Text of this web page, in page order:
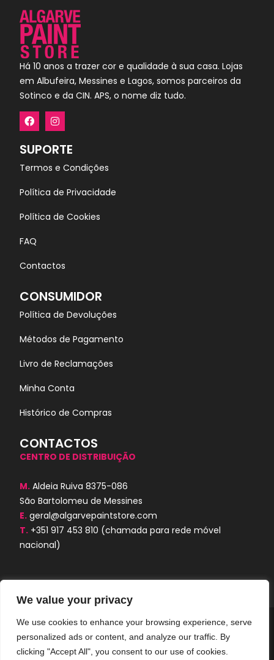
We value your privacy
We use cookies to enhance your browsing experience, serve
personalized ads or content, and analyze our traffic. By
clicking "Accept All", you consent to our use of cookies.
Há 10 anos a trazer cor e qualidade à sua casa. Lojas
em Albufeira, Messines e Lagos, somos parceiros da
Sotinco e da CIN. APS, o nome diz tudo.
SUPORTE
Termos e Condições
Política de Privacidade
Política de Cookies
FAQ
Contactos
CONSUMIDOR
Política de Devoluções
Métodos de Pagamento
Livro de Reclamações
Minha Conta
Histórico de Compras
CONTACTOS
CENTRO DE DISTRIBUIÇÃO
M. Aldeia Ruiva 8375-086
São Bartolomeu de Messines
E. geral@algarvepaintstore.com
T. +351 917 453 810 (chamada para rede móvel
nacional)
Algarve Paint Store © 2024. Todos os
direitos reservados. Desenvolvido por
AORUBRO.PT